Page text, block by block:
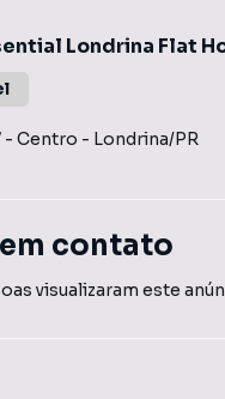
Londrina Flat
- Centro - Londrina/PR
contato
visualizaram este